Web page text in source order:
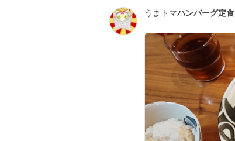
うまトマハンバーグ定食